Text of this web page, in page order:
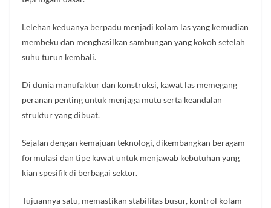
Lelehan keduanya berpadu menjadi kolam las yang kemudian
membeku dan menghasilkan sambungan yang kokoh setelah
suhu turun kembali.
Di dunia manufaktur dan konstruksi, kawat las memegang
peranan penting untuk menjaga mutu serta keandalan
struktur yang dibuat.
Sejalan dengan kemajuan teknologi, dikembangkan beragam
formulasi dan tipe kawat untuk menjawab kebutuhan yang
kian spesifik di berbagai sektor.
Tujuannya satu, memastikan stabilitas busur, kontrol kolam